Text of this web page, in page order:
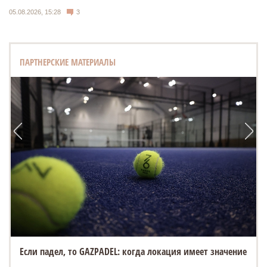
05.08.2026, 15:28 3
ПАРТНЕРСКИЕ МАТЕРИАЛЫ
Если падел, то GAZPADEL: когда локация имеет значение